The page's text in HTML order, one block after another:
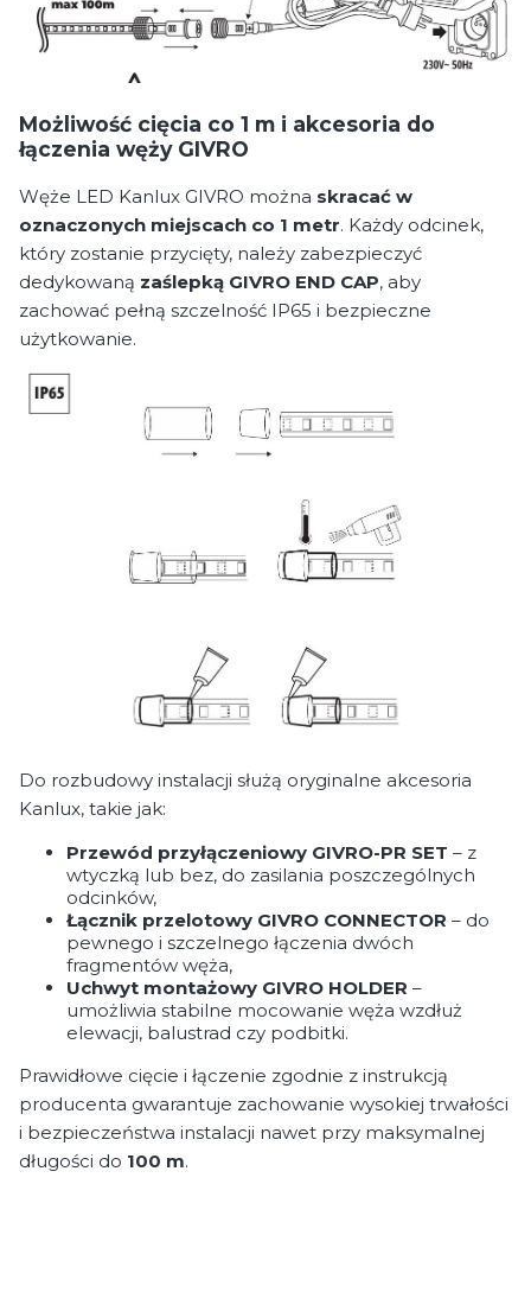
Możliwość cięcia co 1 m i akcesoria do
łączenia węży GIVRO
Węże LED Kanlux GIVRO można skracać w
oznaczonych miejscach co 1 metr. Każdy odcinek,
który zostanie przycięty, należy zabezpieczyć
dedykowaną zaślepką GIVRO END CAP, aby
zachować pełną szczelność IP65 i bezpieczne
użytkowanie.
Do rozbudowy instalacji służą oryginalne akcesoria
Kanlux, takie jak:
Przewód przyłączeniowy GIVRO-PR SET – z
wtyczką lub bez, do zasilania poszczególnych
odcinków,
Łącznik przelotowy GIVRO CONNECTOR – do
pewnego i szczelnego łączenia dwóch
fragmentów węża,
Uchwyt montażowy GIVRO HOLDER –
umożliwia stabilne mocowanie węża wzdłuż
elewacji, balustrad czy podbitki.
Prawidłowe cięcie i łączenie zgodnie z instrukcją
producenta gwarantuje zachowanie wysokiej trwałości
i bezpieczeństwa instalacji nawet przy maksymalnej
długości do 100 m.